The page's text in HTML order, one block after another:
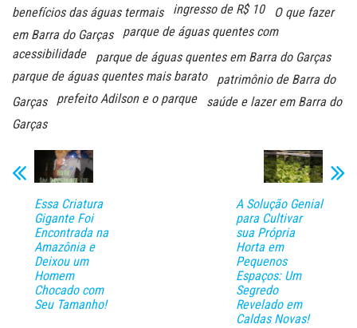
benefícios das águas termais
ingresso de R$ 10
O que fazer
em Barra do Garças
parque de águas quentes com
acessibilidade
parque de águas quentes em Barra do Garças
parque de águas quentes mais barato
patrimônio de Barra do
Garças
prefeito Adilson e o parque
saúde e lazer em Barra do
Garças
Essa Criatura
Gigante Foi
Encontrada na
Amazônia e
Deixou um
Homem
Chocado com
Seu Tamanho!
A Solução Genial
para Cultivar
sua Própria
Horta em
Pequenos
Espaços: Um
Segredo
Revelado em
Caldas Novas!